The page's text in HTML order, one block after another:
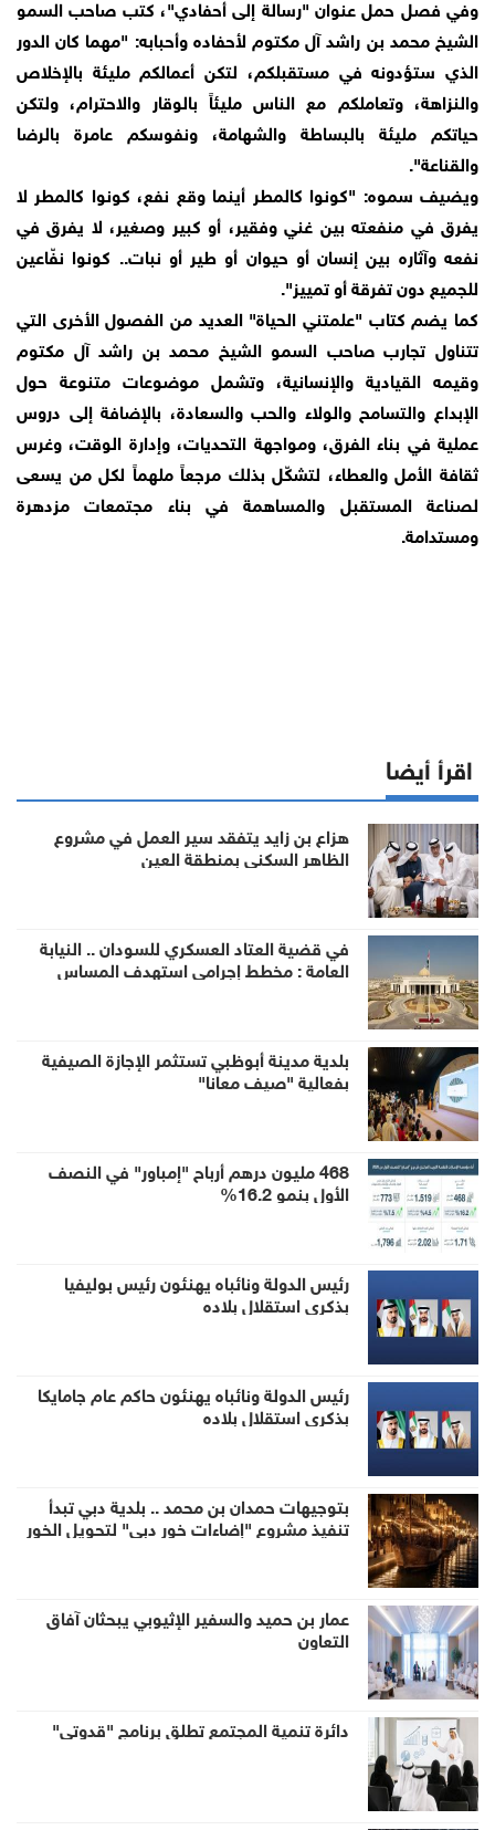
وفي فصل حمل عنوان "رسالة إلى أحفادي"، كتب صاحب السمو
الشيخ محمد بن راشد آل مكتوم لأحفاده وأحبابه: "مهما كان الدور
الذي ستؤدونه في مستقبلكم، لتكن أعمالكم مليئة بالإخلاص
والنزاهة، وتعاملكم مع الناس مليئاً بالوقار والاحترام، ولتكن
حياتكم مليئة بالبساطة والشهامة، ونفوسكم عامرة بالرضا
والقناعة".
ويضيف سموه: "كونوا كالمطر أينما وقع نفع، كونوا كالمطر لا
يفرق في منفعته بين غني وفقير، أو كبير وصغير، لا يفرق في
نفعه وآثاره بين إنسان أو حيوان أو طير أو نبات.. كونوا نفّاعين
للجميع دون تفرقة أو تمييز".
كما يضم كتاب "علمتني الحياة" العديد من الفصول الأخرى التي
تتناول تجارب صاحب السمو الشيخ محمد بن راشد آل مكتوم
وقيمه القيادية والإنسانية، وتشمل موضوعات متنوعة حول
الإبداع والتسامح والولاء والحب والسعادة، بالإضافة إلى دروس
عملية في بناء الفرق، ومواجهة التحديات، وإدارة الوقت، وغرس
ثقافة الأمل والعطاء، لتشكّل بذلك مرجعاً ملهماً لكل من يسعى
لصناعة المستقبل والمساهمة في بناء مجتمعات مزدهرة
ومستدامة.
اقرأ أيضا
هزاع بن زايد يتفقد سير العمل في مشروع
الظاهر السكني بمنطقة العين
في قضية العتاد العسكري للسودان .. النيابة
العامة : مخطط إجرامي استهدف المساس
بسيادة الدولة وأمنها والزج باسمها في صراع لا
بلدية مدينة أبوظبي تستثمر الإجازة الصيفية
بفعالية "صيف معانا"
468 مليون درهم أرباح "إمباور" في النصف
الأول بنمو 16.2%
رئيس الدولة ونائباه يهنئون رئيس بوليفيا
بذكرى استقلال بلاده
رئيس الدولة ونائباه يهنئون حاكم عام جامايكا
بذكرى استقلال بلاده
بتوجيهات حمدان بن محمد .. بلدية دبي تبدأ
تنفيذ مشروع "إضاءات خور دبي" لتحويل الخور
إلى وجهة ليلية عالمية
عمار بن حميد والسفير الإثيوبي يبحثان آفاق
التعاون
دائرة تنمية المجتمع تطلق برنامج "قدوتي"